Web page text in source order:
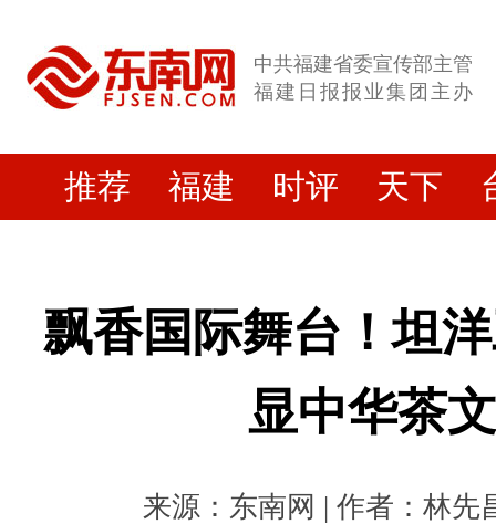
中共福建省委宣传部主管
福建日报报业集团主办
推荐 福建 时评 天下
飘香国际舞台！坦
显中华茶
来源：东南网 | 作者：林先